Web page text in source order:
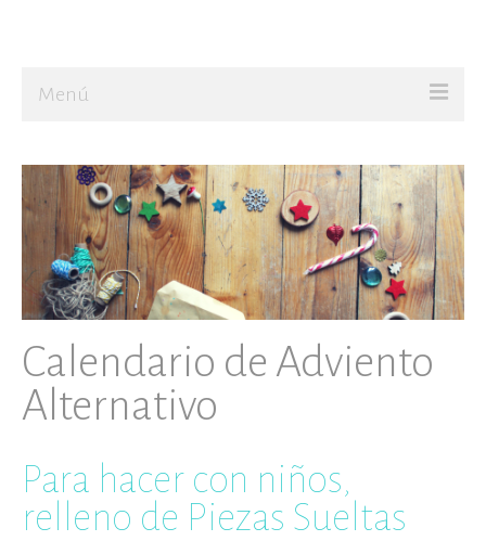
Menú
JUGAR
CREAR
Sobre mí
Calendario de Adviento
Alternativo
Para hacer con niños,
relleno de Piezas Sueltas